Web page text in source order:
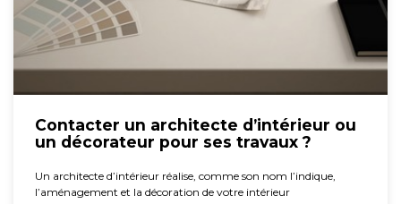
Contacter un architecte d’intérieur ou
un décorateur pour ses travaux ?
Un architecte d’intérieur réalise, comme son nom l’indique,
l’aménagement et la décoration de votre intérieur